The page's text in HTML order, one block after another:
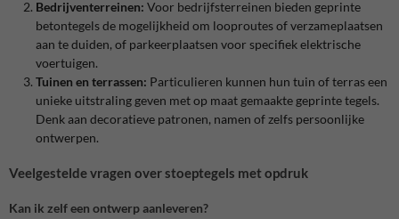
Bedrijventerreinen: Voor bedrijfsterreinen bieden geprinte
betontegels de mogelijkheid om looproutes of verzameplaatsen
aan te duiden, of parkeerplaatsen voor specifiek elektrische
voertuigen.
Tuinen en terrassen: Particulieren kunnen hun tuin of terras een
unieke uitstraling geven met op maat gemaakte geprinte tegels.
Denk aan decoratieve patronen, namen of zelfs persoonlijke
ontwerpen.
Veelgestelde vragen over stoeptegels met opdruk
Kan ik zelf een ontwerp aanleveren?